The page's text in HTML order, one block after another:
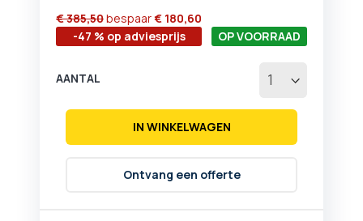
-47 % op adviesprijs
€ 385,50bespaar€ 180,60
OP VOORRAAD
AANTAL
IN WINKELWAGEN
Ontvang een offerte